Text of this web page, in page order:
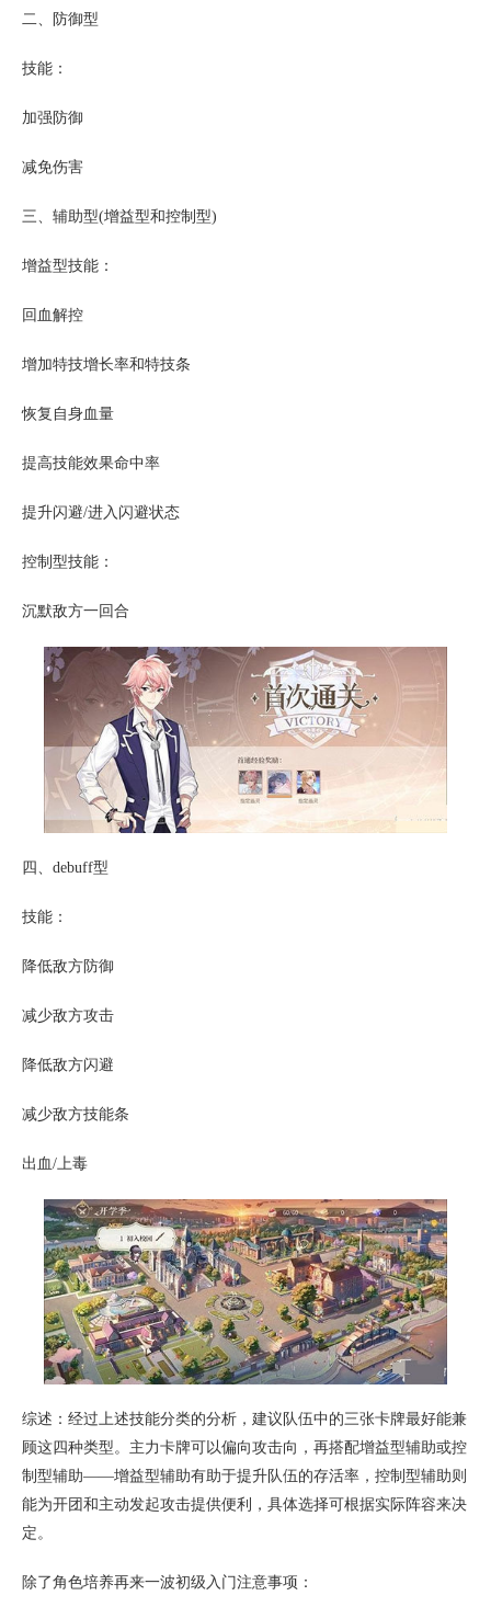
二、防御型
技能：
加强防御
减免伤害
三、辅助型(增益型和控制型)
增益型技能：
回血解控
增加特技增长率和特技条
恢复自身血量
提高技能效果命中率
提升闪避/进入闪避状态
控制型技能：
沉默敌方一回合
四、debuff型
技能：
降低敌方防御
减少敌方攻击
降低敌方闪避
减少敌方技能条
出血/上毒
综述：经过上述技能分类的分析，建议队伍中的三张卡牌最好能兼
顾这四种类型。主力卡牌可以偏向攻击向，再搭配增益型辅助或控
制型辅助——增益型辅助有助于提升队伍的存活率，控制型辅助则
能为开团和主动发起攻击提供便利，具体选择可根据实际阵容来决
定。
除了角色培养再来一波初级入门注意事项：